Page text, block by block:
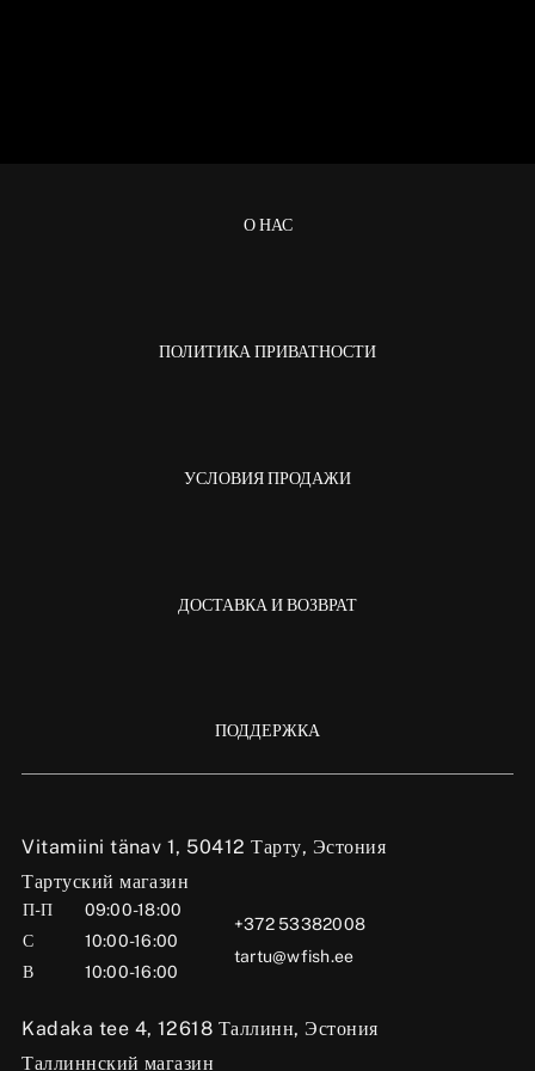
Vitamiini tänav 1, 50412 Тарту, Эстония
Тартуский магазин
П-П
09:00-18:00
С
10:00-16:00
В
10:00-16:00
+372 53382008
tartu@wfish.ee
Kadaka tee 4, 12618 Таллинн, Эстония
Таллиннский магазин
О НАС
ПОЛИТИКА ПРИВАТНОСТИ
УСЛОВИЯ ПРОДАЖИ
ДОСТАВКА И ВОЗВРАТ
ПОДДЕРЖКА